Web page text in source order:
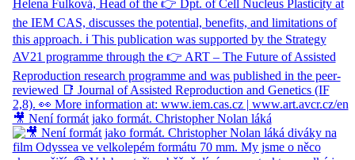
🎥 Není formát jako formát. Christopher Nolan láká